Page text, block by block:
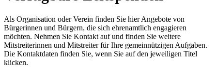
Als Organisation oder Verein finden Sie hier Angebote von
Bürgerinnen und Bürgern, die sich ehrenamtlich engagieren
möchten. Nehmen Sie Kontakt auf und finden Sie weitere
Mitstreiterinnen und Mitstreiter für Ihre gemeinnützigen Aufgaben.
Die Kontaktdaten finden Sie, wenn Sie auf den jeweiligen Titel
klicken.